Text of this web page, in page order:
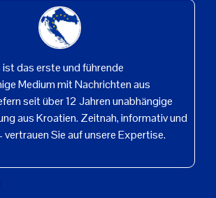
das erste und führende
Medium mit Nachrichten aus
seit über 12 Jahren unabhängige
aus Kroatien. Zeitnah, informativ und
vertrauen Sie auf unsere Expertise.